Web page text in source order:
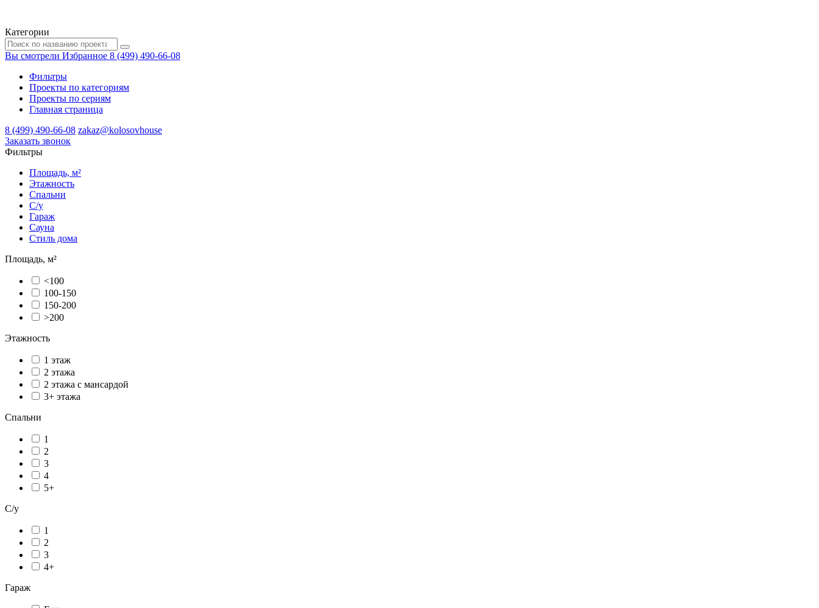
Категории
Вы смотрели Избранное 8 (499) 490-66-08
Фильтры
Проекты по категориям
Проекты по сериям
Главная страница
8 (499) 490-66-08 zakaz@kolosovhouse
3аказать звонок
Фильтры
Площадь, м²
Этажность
Спальни
С/у
Гараж
Сауна
Стиль дома
Площадь, м²
<100
100-150
150-200
>200
Этажность
1 этаж
2 этажа
2 этажа с мансардой
3+ этажа
Спальни
1
2
3
4
5+
С/у
1
2
3
4+
Гараж